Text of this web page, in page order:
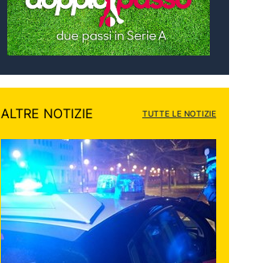
ALTRE NOTIZIE TUTTE LE NOTIZIE